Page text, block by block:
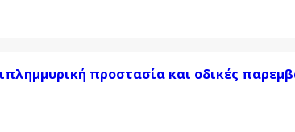
προστασία και οδικές